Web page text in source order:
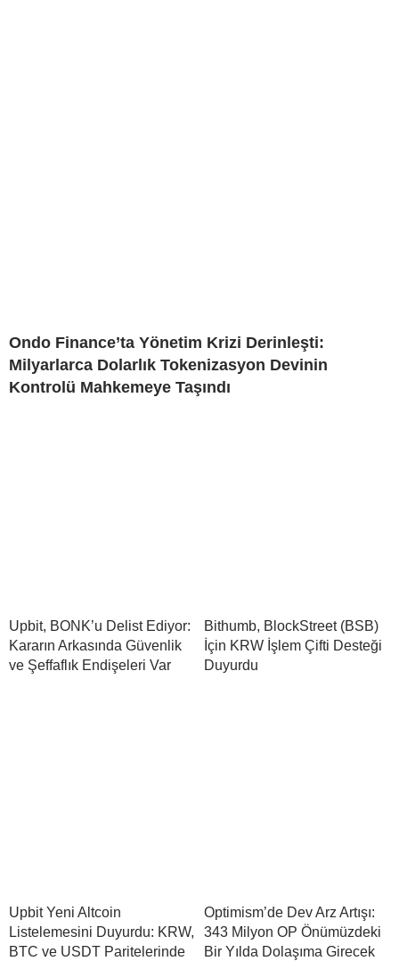
Ondo Finance’ta Yönetim Krizi Derinleşti:
Milyarlarca Dolarlık Tokenizasyon Devinin
Kontrolü Mahkemeye Taşındı
Upbit, BONK’u Delist Ediyor:
Kararın Arkasında Güvenlik
ve Şeffaflık Endişeleri Var
Bithumb, BlockStreet (BSB)
İçin KRW İşlem Çifti Desteği
Duyurdu
Upbit Yeni Altcoin
Listelemesini Duyurdu: KRW,
BTC ve USDT Paritelerinde
Optimism’de Dev Arz Artışı:
343 Milyon OP Önümüzdeki
Bir Yılda Dolaşıma Girecek